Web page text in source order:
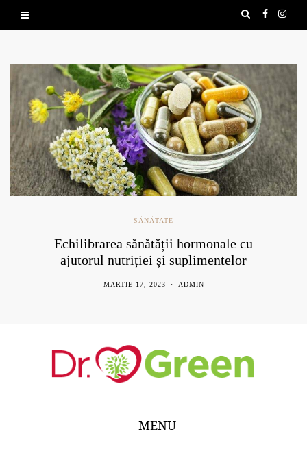
SĂNĂTATE
Echilibrarea sănătății hormonale cu
ajutorul nutriției și suplimentelor
MARTIE 17, 2023 ADMIN
MENU